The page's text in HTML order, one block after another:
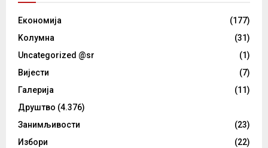
Eкономија
(177)
Kолумнa
(31)
Uncategorized @sr
(1)
Вијести
(7)
Галерија
(11)
Друштво (4.376)
Занимљивости
(23)
Избори
(22)